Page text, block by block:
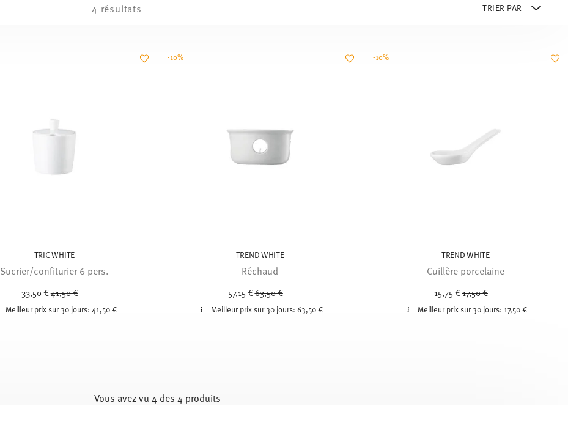
4 résultats
TRIC WHITE
Sucrier/confiturier 6 pers.
33,50 € Price reduced from
41,50 €to
Meilleur prix sur 30 jours:41,50 €
TREND WHITE
Réchaud
57,15 €Price reduced from
63,50 €to
Meilleur prix sur 30 jours: 63,50 €
-10%
TREND WHITE
Cuillère porcelaine
15,75 € Price reduced from
17,50 €to
Meilleur prix sur 30 jours:17,50 €
-10%
Vous avez vu 4 des 4 produits